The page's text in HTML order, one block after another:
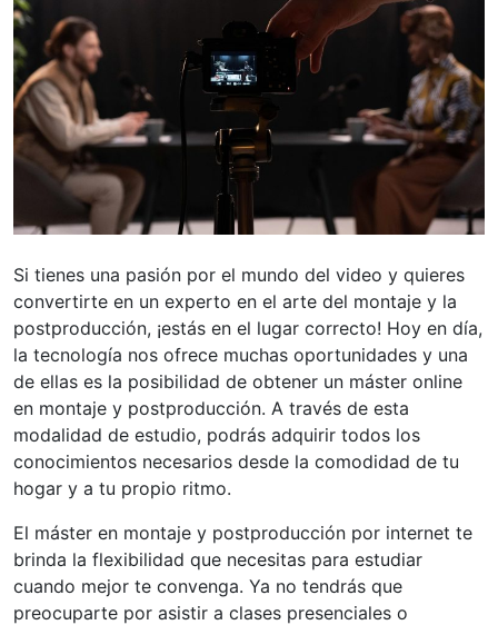
Si tienes una pasión por el mundo del video y quieres
convertirte en un experto en el arte del montaje y la
postproducción, ¡estás en el lugar correcto! Hoy en día,
la tecnología nos ofrece muchas oportunidades y una
de ellas es la posibilidad de obtener un máster online
en montaje y postproducción. A través de esta
modalidad de estudio, podrás adquirir todos los
conocimientos necesarios desde la comodidad de tu
hogar y a tu propio ritmo.
El máster en montaje y postproducción por internet te
brinda la flexibilidad que necesitas para estudiar
cuando mejor te convenga. Ya no tendrás que
preocuparte por asistir a clases presenciales o